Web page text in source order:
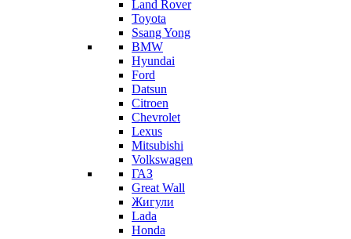
Land Rover
Toyota
Ssang Yong
BMW
Hyundai
Ford
Datsun
Citroen
Chevrolet
Lexus
Mitsubishi
Volkswagen
ГАЗ
Great Wall
Жигули
Lada
Honda